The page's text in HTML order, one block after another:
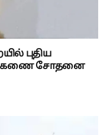
புதிய
சோதனை